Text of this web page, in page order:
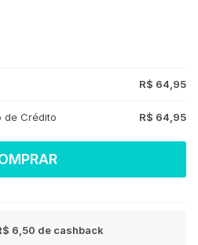
R$ 64,95
de Crédito R$ 64,95
6,50 de cashback